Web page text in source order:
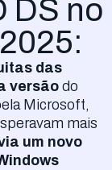
DS no
das
versãodo
Microsoft,
mais
um novo